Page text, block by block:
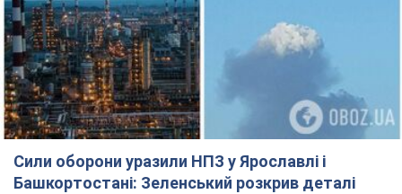
Сили оборони уразили НПЗ у Ярославлі і
Башкортостані: Зеленський розкрив деталі